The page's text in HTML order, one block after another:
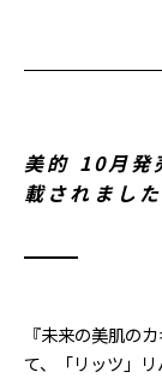
美的 10月発
載されました
『未来の美肌の
て、「リッツ」リ